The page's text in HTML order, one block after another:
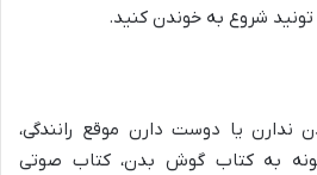
شروع به خوندن کنید.
ندارن یا دوست دارن موقع رانندگی،
به کتاب گوش بدن، کتاب صوتی